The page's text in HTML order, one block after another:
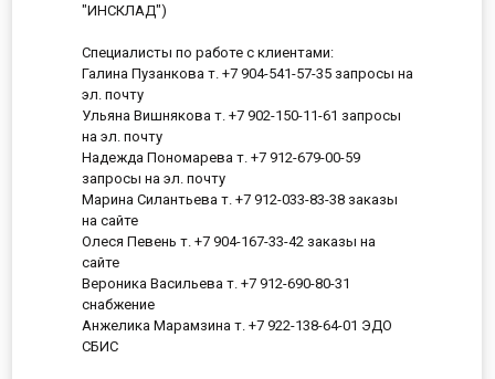
"ИНСКЛАД")
Специалисты по работе с клиентами:
Галина Пузанкова т. +7 904-541-57-35 запросы на
эл. почту
Ульяна Вишнякова т. +7 902-150-11-61 запросы
на эл. почту
Надежда Пономарева т. +7 912-679-00-59
запросы на эл. почту
Марина Силантьева т. +7 912-033-83-38 заказы
на сайте
Олеся Певень т. +7 904-167-33-42 заказы на
сайте
Вероника Васильева т. +7 912-690-80-31
снабжение
Анжелика Марамзина т. +7 922-138-64-01 ЭДО
СБИС